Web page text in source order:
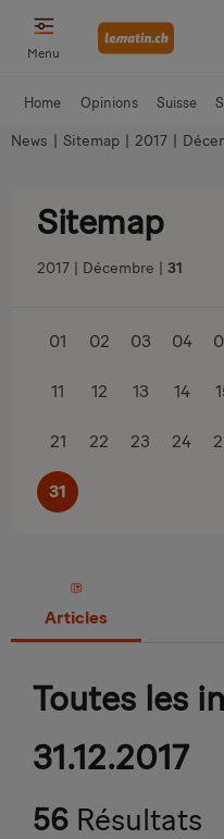
Menu
Home Opinions Suisse
News | Sitemap | 2017 |
Sitemap
2017 Décembre 31
01 02 03 04
11 12 13 14
21 22 23 24
31
Articles
Toutes les
31.12.2017
56 Résultats